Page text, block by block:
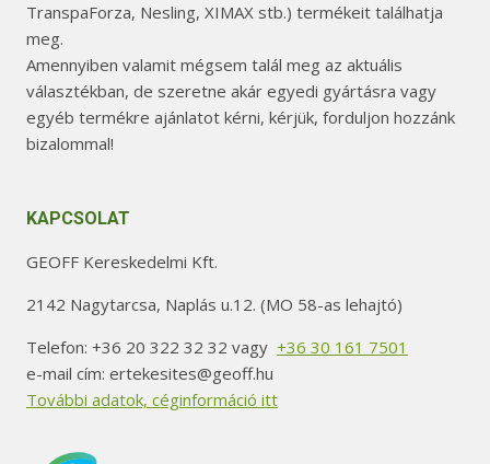
TranspaForza, Nesling, XIMAX stb.) termékeit találhatja
meg.
Amennyiben valamit mégsem talál meg az aktuális
választékban, de szeretne akár egyedi gyártásra vagy
egyéb termékre ajánlatot kérni, kérjük, forduljon hozzánk
bizalommal!
KAPCSOLAT
GEOFF Kereskedelmi Kft.
2142 Nagytarcsa, Naplás u.12. (MO 58-as lehajtó)
Telefon: +36 20 322 32 32 vagy +36 30 161 7501
e-mail cím: ertekesites@geoff.hu
További adatok, céginformáció itt